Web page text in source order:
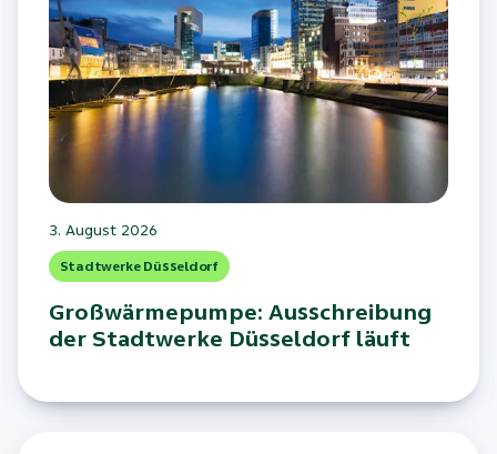
3. August 2026
Stadtwerke Düsseldorf
Großwärmepumpe: Ausschreibung
der Stadtwerke Düsseldorf läuft